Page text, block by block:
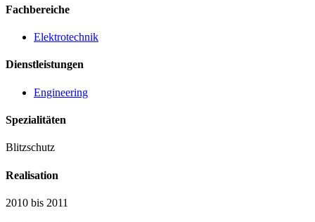
Fachbereiche
Elektrotechnik
Dienstleistungen
Engineering
Spezialitäten
Blitzschutz
Realisation
2010 bis 2011